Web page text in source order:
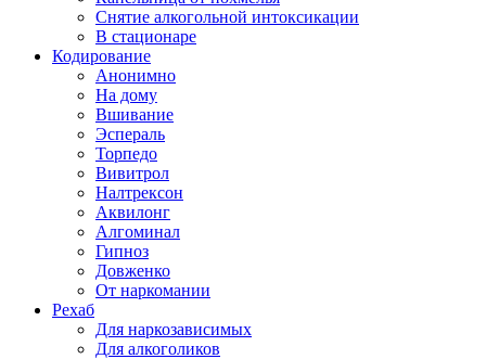
Снятие алкогольной интоксикации
В стационаре
Кодирование
Анонимно
На дому
Вшивание
Эспераль
Торпедо
Вивитрол
Налтрексон
Аквилонг
Алгоминал
Гипноз
Довженко
От наркомании
Рехаб
Для наркозависимых
Для алкоголиков